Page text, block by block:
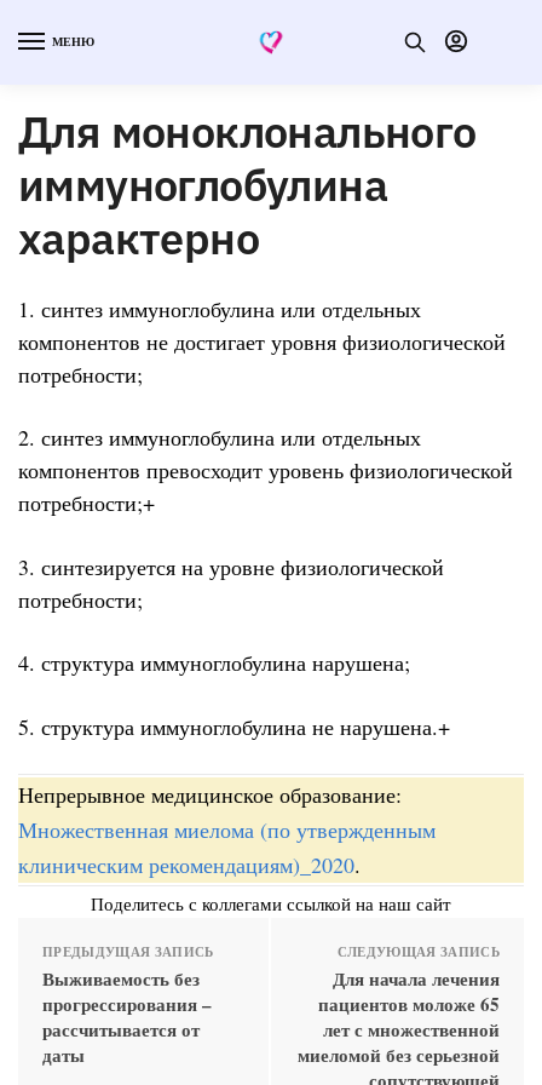
МЕНЮ
Для моноклонального
иммуноглобулина
характерно
1. синтез иммуноглобулина или отдельных
компонентов не достигает уровня физиологической
потребности;
2. синтез иммуноглобулина или отдельных
компонентов превосходит уровень физиологической
потребности;+
3. синтезируется на уровне физиологической
потребности;
4. структура иммуноглобулина нарушена;
5. структура иммуноглобулина не нарушена.+
Непрерывное медицинское образование:
Множественная миелома (по утвержденным
клиническим рекомендациям)_2020.
Поделитесь с коллегами ссылкой на наш сайт
ПРЕДЫДУЩАЯ ЗАПИСЬ
Выживаемость без
прогрессирования –
рассчитывается от
даты
СЛЕДУЮЩАЯ ЗАПИСЬ
Для начала лечения
пациентов моложе 65
лет с множественной
миеломой без серьезной